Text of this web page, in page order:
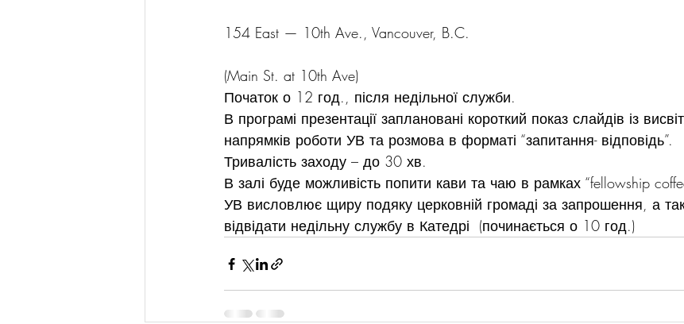
154 East — 10th Ave., Vancouver, B.C.
(Main St. at 10th Ave)
Початок о 12 год., після недільної служби.
В програмі презентації заплановані короткий показ слайдів із
напрямків роботи УВ та розмова в форматі “запитання- відповідь”.
Тривалість заходу – до 30 хв.
В залі буде можливість попити кави та чаю в рамках “fellowship
УВ висловлює щиру подяку церковній громаді за запрошення, а
відвідати недільну службу в Катедрі  (починається о 10 год.)